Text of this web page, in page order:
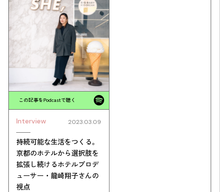
この記事をPodcastで聴く
Interview 2023.03.09
持続可能な生活をつくる。
京都のホテルから選択肢を
拡張し続けるホテルプロデ
ューサー・龍崎翔子さんの
視点